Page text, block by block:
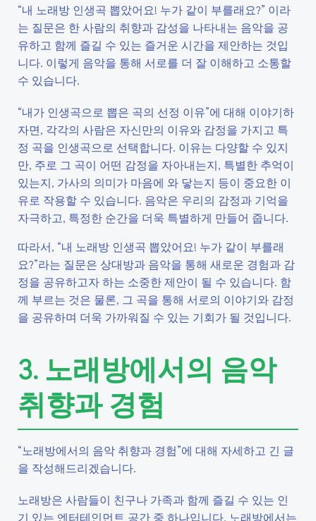
“내 노래방 인생곡 뽑았어요! 누가 같이 부를래요?” 이라
는 질문은 한 사람의 취향과 감성을 나타내는 음악을 공
유하고 함께 즐길 수 있는 즐거운 시간을 제안하는 것입
니다. 이렇게 음악을 통해 서로를 더 잘 이해하고 소통할
수 있습니다.
“내가 인생곡으로 뽑은 곡의 선정 이유”에 대해 이야기하
자면, 각각의 사람은 자신만의 이유와 감정을 가지고 특
정 곡을 인생곡으로 선택합니다. 이유는 다양할 수 있지
만, 주로 그 곡이 어떤 감정을 자아내는지, 특별한 추억이
있는지, 가사의 의미가 마음에 와 닿는지 등이 중요한 이
유로 작용할 수 있습니다. 음악은 우리의 감정과 기억을
자극하고, 특정한 순간을 더욱 특별하게 만들어 줍니다.
따라서, “내 노래방 인생곡 뽑았어요! 누가 같이 부를래
요?”라는 질문은 상대방과 음악을 통해 새로운 경험과 감
정을 공유하고자 하는 소중한 제안이 될 수 있습니다. 함
께 부르는 것은 물론, 그 곡을 통해 서로의 이야기와 감정
을 공유하며 더욱 가까워질 수 있는 기회가 될 것입니다.
3. 노래방에서의 음악
취향과 경험
“노래방에서의 음악 취향과 경험”에 대해 자세하고 긴 글
을 작성해드리겠습니다.
노래방은 사람들이 친구나 가족과 함께 즐길 수 있는 인
기 있는 엔터테인먼트 공간 중 하나입니다. 노래방에서는